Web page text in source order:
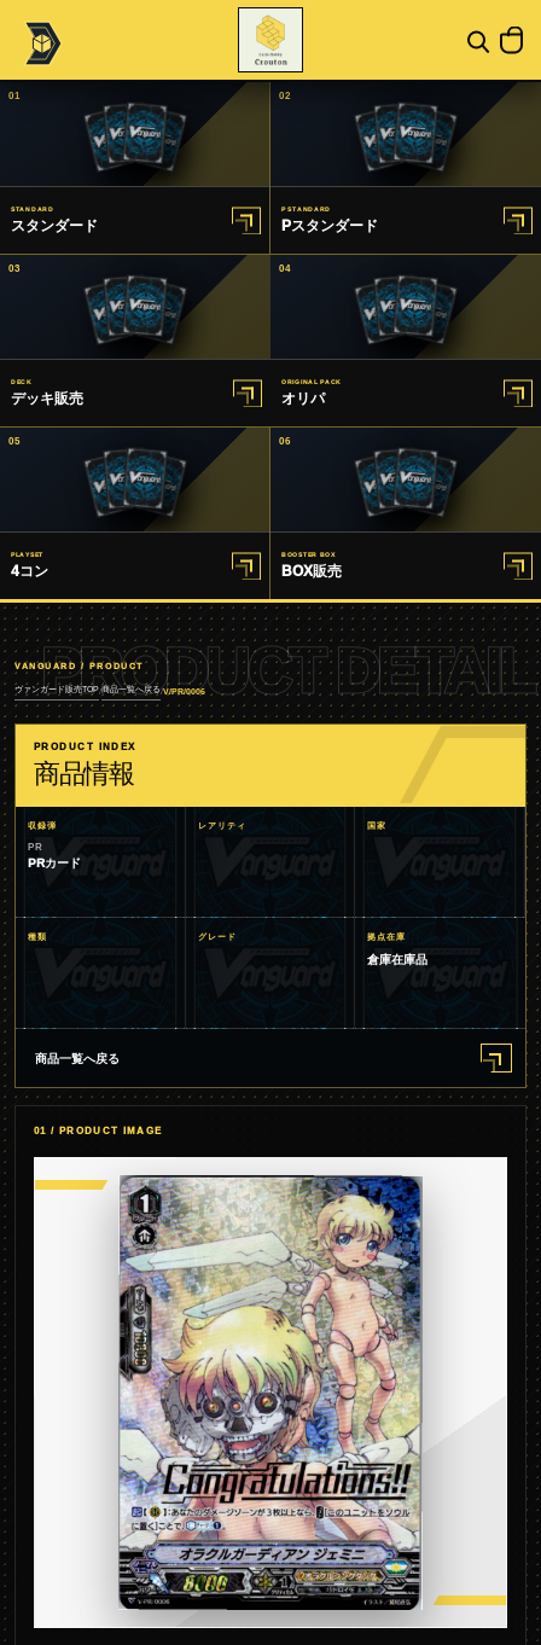
01
STANDARD
スタンダード
02
P STANDARD
Pスタンダード
03
DECK
デッキ販売
04
ORIGINAL PACK
オリパ
05
PLAYSET
4コン
06
BOOSTER BOX
BOX販売
PRODUCT DETAIL
VANGUARD / PRODUCT
ヴァンガード販売TOP/商品一覧へ戻る/V/PR/0006
PRODUCT INDEX
商品情報
収録弾
PR
PRカード
レアリティ 国家
種類 グレード 拠点在庫
倉庫在庫品
商品一覧へ戻る
01 / PRODUCT IMAGE